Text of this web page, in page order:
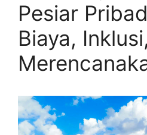
Pesiar
Biaya,